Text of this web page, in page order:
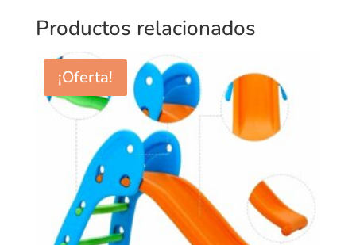
Productos relacionados
¡Oferta!